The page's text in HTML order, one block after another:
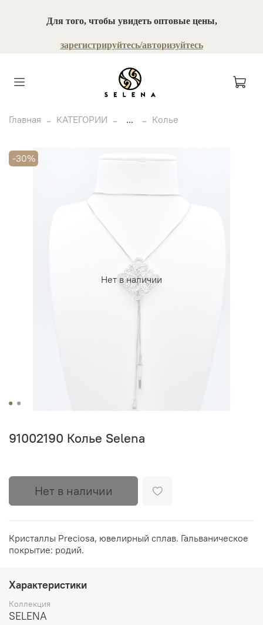
Для того, чтобы увидеть оптовые цены,
зарегистрируйтесь/авторизуйтесь
Главная КАТЕГОРИИ ... Колье
Нет в наличии
-30%
91002190 Колье Selena
Нет в наличии
Кристаллы Preciosa, ювелирный сплав. Гальваническое
покрытие: родий.
Характеристики
Коллекция
SELENA